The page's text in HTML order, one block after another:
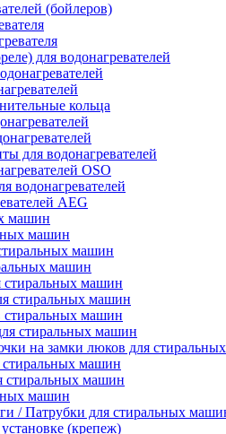
(бойлеров)
для водонагревателей
кольца
для водонагревателей
OSO
водонагревателей
AEG
машин
машин
машин
машин
машин
стиральных машин
машин
стиральных машин
на замки люков для
машин
машин
машин
/ Патрубки для стиральных
(крепеж)